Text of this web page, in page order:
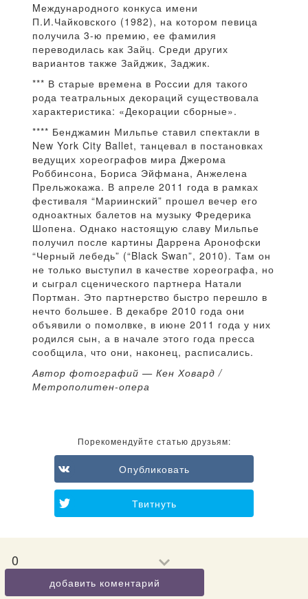
Mеждународного конкуса имени
П.И.Чайковского (1982), на котором певица
получила 3-ю премию, ее фамилия
переводилась как Зайц. Среди других
вариантов также Зайджик, Заджик.
*** В старые времена в России для такого
рода театральных декораций существовала
характеристика: «Декорации сборные».
**** Бенджамин Мильпье ставил спектакли в
New York City Ballet, танцевал в постановках
ведущих хореографов мира Джерома
Роббинсона, Бориса Эйфмана, Анжелена
Прельжокажа. В апреле 2011 года в рамках
фестиваля “Мариинский” прошел вечер его
одноактных балетов на музыку Фредерика
Шопена. Однако настоящую славу Мильпье
получил после картины Даррена Аронофски
“Черный лебедь” (“Black Swan”, 2010). Там он
не только выступил в качестве хореографа, но
и сыграл сценического партнера Натали
Портман. Это партнерство быстро перешло в
нечто большее. В декабре 2010 года они
объявили о помолвке, в июне 2011 года у них
родился сын, а в начале этого года пресса
сообщила, что они, наконец, расписались.
Автор фотографий — Кен Ховард /
Метрополитен-опера
Порекомендуйте статью друзьям:
Опубликовать
Твитнуть
0
добавить коментарий